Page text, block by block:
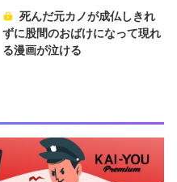
死んだ元カノが成仏しきれ
ずに股間のおばけになって現れ
る漫画が泣ける